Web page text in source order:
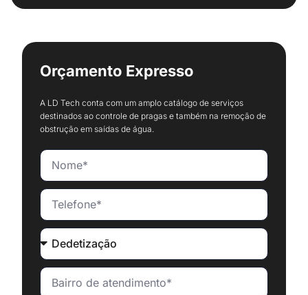
Orçamento Expresso
A LD Tech conta com um amplo catálogo de serviços
destinados ao controle de pragas e também na remoção de
obstrução em saídas de água.